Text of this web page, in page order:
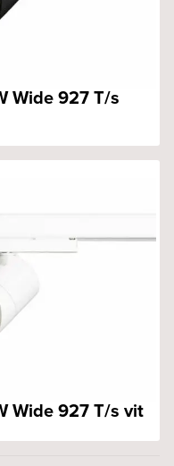
Wide 927 T/s
Wide 927 T/s vit